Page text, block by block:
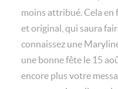
moins attribué. Cela en
et original, qui saura
connaissez une
une bonne fête le 15
encore plus votre